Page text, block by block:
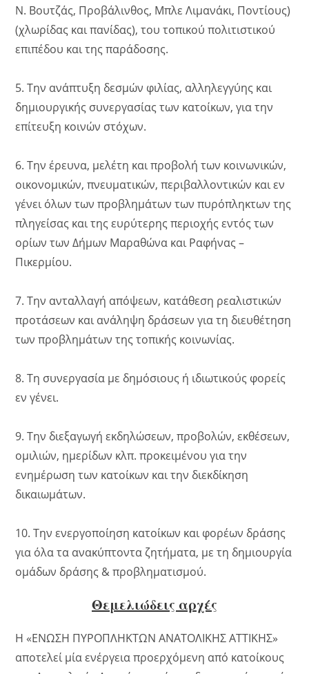
Ν. Βουτζάς, Προβάλινθος, Μπλε Λιμανάκι, Ποντίους)
(χλωρίδας και πανίδας), του τοπικού πολιτιστικού
επιπέδου και της παράδοσης.
5. Την ανάπτυξη δεσμών φιλίας, αλληλεγγύης και
δημιουργικής συνεργασίας των κατοίκων, για την
επίτευξη κοινών στόχων.
6. Την έρευνα, μελέτη και προβολή των κοινωνικών,
οικονομικών, πνευματικών, περιβαλλοντικών και εν
γένει όλων των προβλημάτων των πυρόπληκτων της
πληγείσας και της ευρύτερης περιοχής εντός των
ορίων των Δήμων Μαραθώνα και Ραφήνας –
Πικερμίου.
7. Την ανταλλαγή απόψεων, κατάθεση ρεαλιστικών
προτάσεων και ανάληψη δράσεων για τη διευθέτηση
των προβλημάτων της τοπικής κοινωνίας.
8. Τη συνεργασία με δημόσιους ή ιδιωτικούς φορείς
εν γένει.
9. Την διεξαγωγή εκδηλώσεων, προβολών, εκθέσεων,
ομιλιών, ημερίδων κλπ. προκειμένου για την
ενημέρωση των κατοίκων και την διεκδίκηση
δικαιωμάτων.
10. Την ενεργοποίηση κατοίκων και φορέων δράσης
για όλα τα ανακύπτοντα ζητήματα, με τη δημιουργία
ομάδων δράσης & προβληματισμού.
Θεμελιώδεις αρχές
Η «ΕΝΩΣΗ ΠΥΡΟΠΛΗΚΤΩΝ ΑΝΑΤΟΛΙΚΗΣ ΑΤΤΙΚΗΣ»
αποτελεί μία ενέργεια προερχόμενη από κατοίκους